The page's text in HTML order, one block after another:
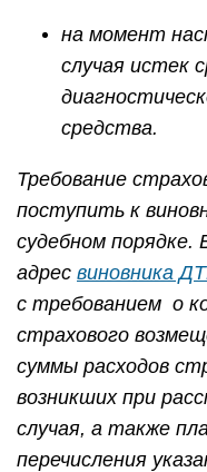
на момент
случая истек
средства.
Требование
поступить к
судебном порядке.
адрес виновника
с требованием о
страхового
суммы расходов
возникших при
случая, а также
перечисления